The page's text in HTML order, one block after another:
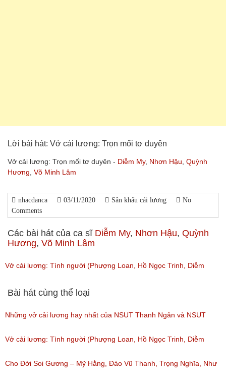
Lời bài hát: Vở cải lương: Trọn mối tơ duyên
Vở cải lương: Trọn mối tơ duyên - Diễm My, Nhơn Hậu Quỳnh
Hương Võ Minh Lâm
nhacdanca 03/11/2020 Sân khấu cải lương
No
Comments
Các bài hát của ca sĩ Diễm My, Nhơn Hậu, Quỳnh
Hương, Võ Minh Lâm
Vở cải lương: Tình người (Phượng Loan, Hồ Ngọc Trinh, Diễm
My,Anh Chàng)
(Lượt nghe: 111)
Bài hát cùng thể loại
Những vở cải lương hay nhất của NSUT Thanh Ngân và NSUT
Trọng Phúc
(Lượt nghe: 217)
Vở cải lương: Tình người (Phượng Loan, Hồ Ngọc Trinh, Diễm
My,Anh Chàng)
Cho Đời Soi Gương – Mỹ Hằng, Đào Vũ Thanh, Trọng Nghĩa, Như